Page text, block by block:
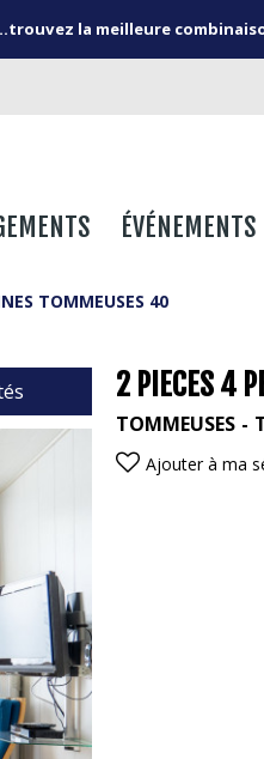
la meilleure
ÉVÉNEMENTS
TOMMEUSES 40
2 PIECES 4
TOMMEUSES
Ajouter à ma